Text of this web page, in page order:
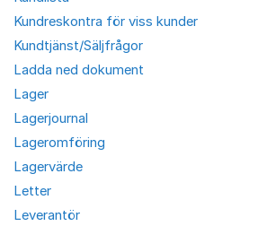
Kundreskontra för viss kunder
Kundtjänst/Säljfrågor
Ladda ned dokument
Lager
Lagerjournal
Lageromföring
Lagervärde
Letter
Leverantör